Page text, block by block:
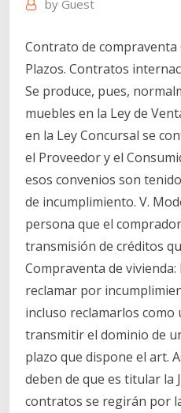
by Guest
Contrato de
Plazos. Contratos
Se produce, pues,
muebles en la Ley de
en la Ley Concursal se
el Proveedor y el
esos convenios son
de incumplimiento. V.
persona que el
transmisión de créditos
Compraventa de
reclamar por
incluso reclamarlos
transmitir el dominio de
plazo que dispone el art.
deben de que es titular la
contratos se regirán por